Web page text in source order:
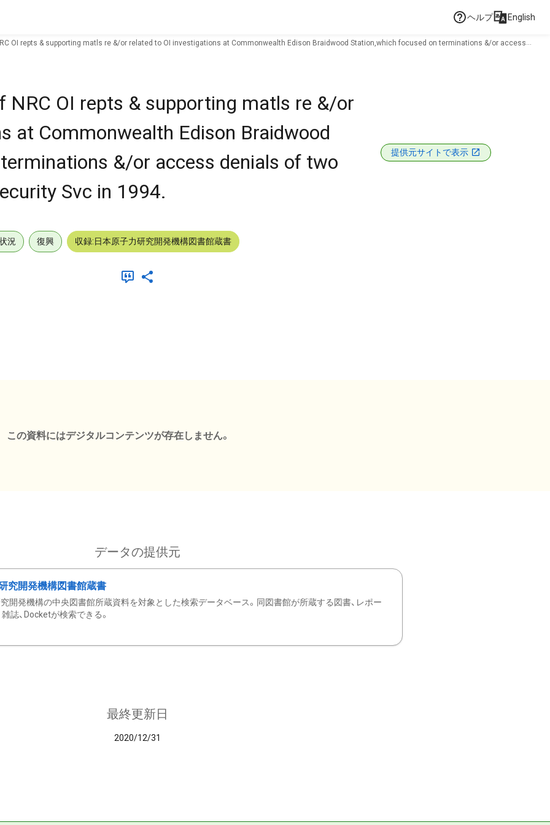
ヘルプ English
OI repts & supporting matls re &/or related to OI investigations at Commonwealth Edison Braidwood Station,which focused on terminations &/or access
NRC OI repts & supporting matls re &/or
at Commonwealth Edison Braidwood
&/or access denials of two
Svc in 1994.
提供元サイトで表示
況 復興 収録:日本原子力研究開発機構図書館蔵書
この資料にはデジタルコンテンツが存在しません。
データの提供元
究開発機構図書館蔵書
開発機構の中央図書館所蔵資料を対象とした検索データベース。同図書館が所蔵する図書、レポー
雑誌、Docketが検索できる。
最終更新日
2020/12/31